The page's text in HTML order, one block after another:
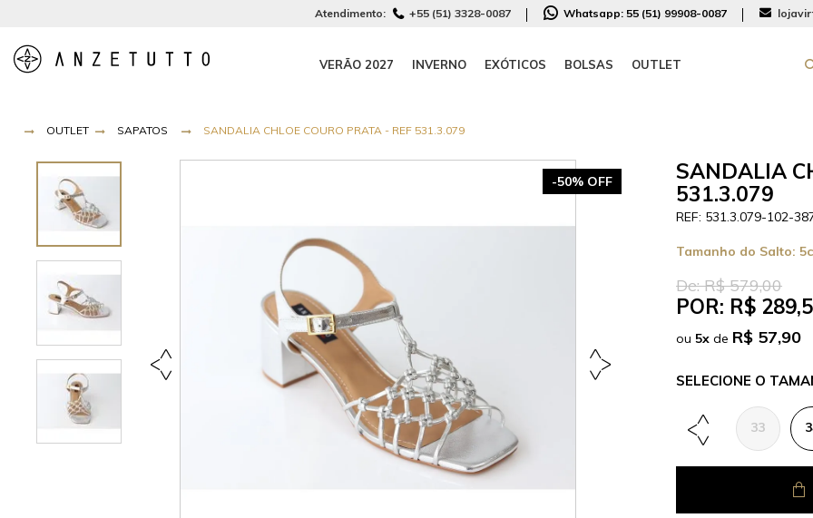
Atendimento: +55 (51) 3328-0087 Whatsapp: 55 (51) 99908-0087
VERÃO 2027 INVERNO EXÓTICOS BOLSAS OUTLET
OUTLET SAPATOS SANDALIA CHLOE COURO PRATA - REF 531.3.079
-50% OFF
SANDALIA
531.3.079
531.3.079-102-
Tamanho do Salto:
De:R$ 579,00
POR: R$
ou5x de R$ 57,90
33